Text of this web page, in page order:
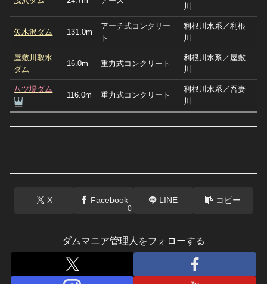
川
矢木沢ダム 131.0m
アーチ式コンクリー
ト
利根川水系／利根
川
屋敷川取水
ダム
16.0m 重力式コンクリート
利根川水系／屋敷
川
八ツ場ダム
116.0m 重力式コンクリート
利根川水系／吾妻
川
X Facebook
0
LINE コピー
ダムマニア管理人をフォローする